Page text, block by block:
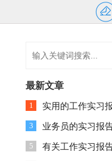
最新文章
1 实用的工作实习
范文锦集10篇
3 业务员的实习报
板10篇
5 有关工作实习报